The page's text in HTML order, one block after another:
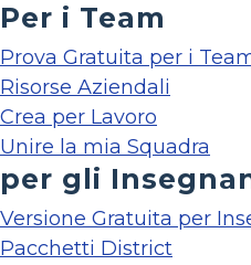
Per i Team
Prova Gratuita per i
Risorse Aziendali
Crea per Lavoro
Unire la mia Squadra
per gli
Versione Gratuita per
Pacchetti District